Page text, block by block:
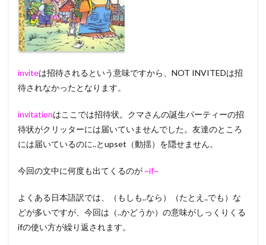
inviteは招待されるという意味ですから、NOT INVITEDは招
待されなかったとなります。
invitationはここでは招待状。クマさんの誕生パーティーの招
待状がクリッターには届いていませんでした。友達のところ
には届いているのに..とupset（動揺）を隠せません。
今回の文中に何度も出てくるのが ~if~
よくある日本語訳では、（もしも..なら）（たとえ..でも）な
どが多いですが、今回は（..かどうか）の意味がしっくりくる
ifの使い方が繰り返されます。